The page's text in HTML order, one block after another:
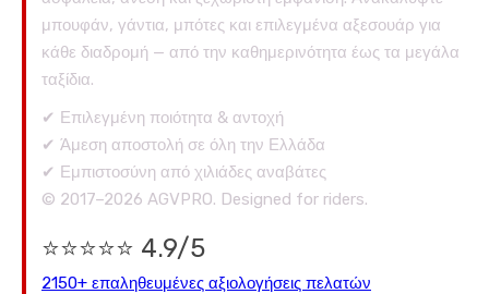
μπουφάν, γάντια, μπότες και επιλεγμένα αξεσουάρ για
κάθε διαδρομή — από την καθημερινότητα έως τα μεγάλα
ταξίδια.
✔ Επιλεγμένη ποιότητα & αντοχή
✔ Άμεση αποστολή σε όλη την Ελλάδα
✔ Εμπιστοσύνη από χιλιάδες αναβάτες
© 2017–2026 AGVPRO. Designed for riders.
⭐⭐⭐⭐⭐ 4.9/5
2150+ επαληθευμένες αξιολογήσεις πελατών